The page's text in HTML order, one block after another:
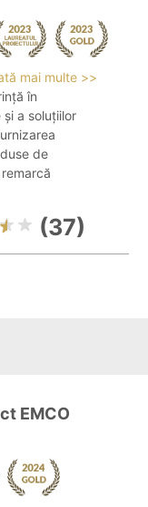
mai multe >>
în
a soluțiilor
de
(37)
EMCO